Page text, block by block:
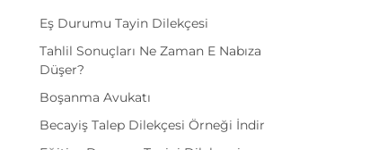
Eş Durumu Tayin Dilekçesi
Tahlil Sonuçları Ne Zaman E Nabıza
Düşer?
Boşanma Avukatı
Becayiş Talep Dilekçesi Örneği İndir